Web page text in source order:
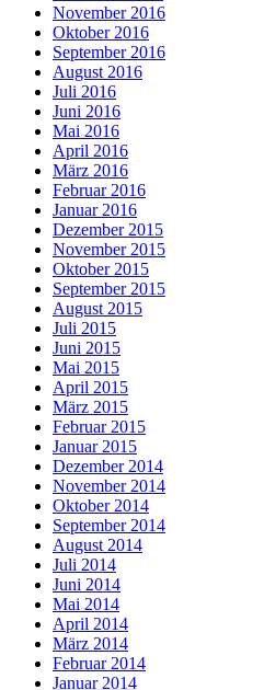
November 2016
Oktober 2016
September 2016
August 2016
Juli 2016
Juni 2016
Mai 2016
April 2016
März 2016
Februar 2016
Januar 2016
Dezember 2015
November 2015
Oktober 2015
September 2015
August 2015
Juli 2015
Juni 2015
Mai 2015
April 2015
März 2015
Februar 2015
Januar 2015
Dezember 2014
November 2014
Oktober 2014
September 2014
August 2014
Juli 2014
Juni 2014
Mai 2014
April 2014
März 2014
Februar 2014
Januar 2014